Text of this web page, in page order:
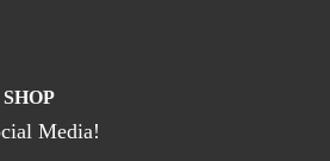
Media!